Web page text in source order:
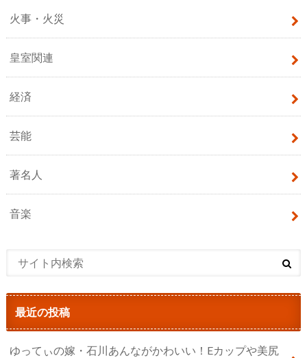
火事・火災
皇室関連
経済
芸能
著名人
音楽
最近の投稿
ゆってぃの嫁・石川あんながかわいい！Eカップや美尻